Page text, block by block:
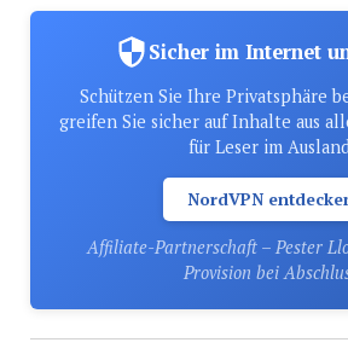
Sicher im Internet
Schützen Sie Ihre Privatsphäre
greifen Sie sicher auf Inhalte aus
für Leser im
NordVPN
Affiliate-Partnerschaft – Pester
Provision bei